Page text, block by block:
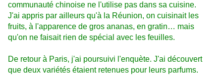
communauté chinoise ne l'utilise pas dans sa cuisine.
J'ai appris par ailleurs qu'à la Réunion, on cuisinait les
fruits, à l'apparence de gros ananas, en gratin… mais
qu'on ne faisait rien de spécial avec les feuilles.
De retour à Paris, j'ai poursuivi l'enquète. J'ai découvert
que deux variétés étaient retenues pour leurs parfums.